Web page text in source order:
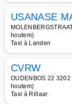
USANASE
houtem)
Taxi à Landen
CVRW
OUDENBOS 22
houtem)
Taxi à Rillaar